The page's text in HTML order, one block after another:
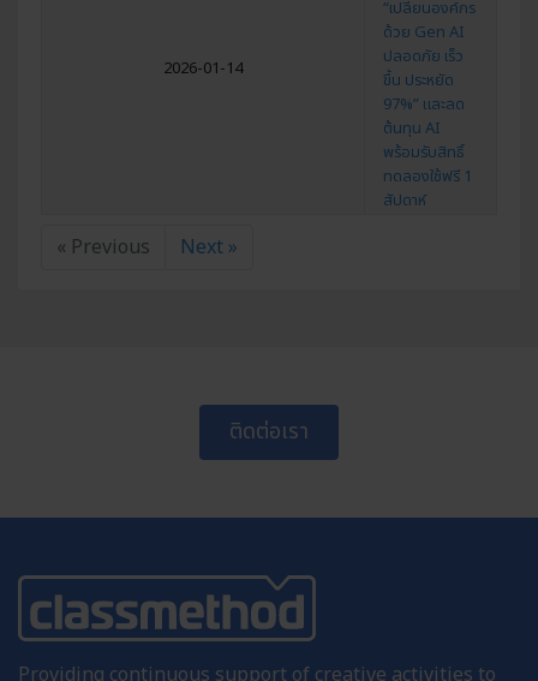
2026-01-14
“เปลี่ยนองค์กร
ด้วย Gen AI
ปลอดภัย เร็ว
ขึ้น ประหยัด
97%” และลด
ต้นทุน AI
พร้อมรับสิทธิ์
ทดลองใช้ฟรี 1
สัปดาห์
« Previous Next »
ติดต่อเรา
Providing continuous support of creative activities to